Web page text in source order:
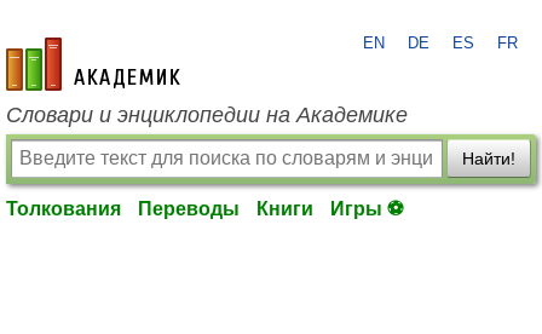
academic.ru
EN DE ES FR
Словари и энциклопедии на Академике
Найти!
Толкования Переводы Книги Игры ⚽